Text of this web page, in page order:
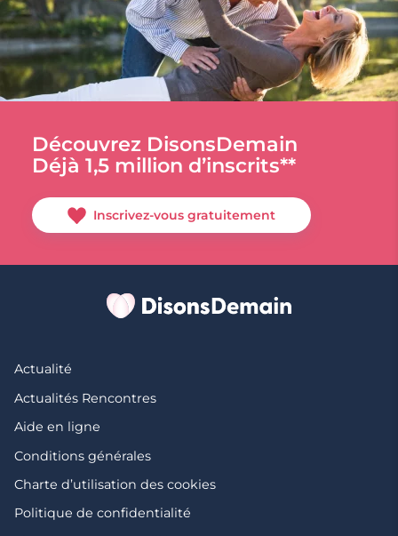
Découvrez DisonsDemain
Déjà 1,5 million d’inscrits**
Inscrivez-vous gratuitement
Actualité
Actualités Rencontres
Aide en ligne
Conditions générales
Charte d’utilisation des cookies
Politique de confidentialité